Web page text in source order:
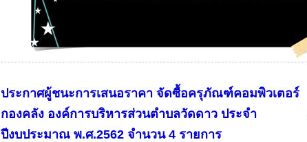
ประกาศผู้ชนะการเสนอราคา จัดซื้อครุภัณฑ์คอมพิวเตอร์
กองคลัง องค์การบริหารส่วนตำบลวัดดาว ประจำ
ปีงบประมาณ พ.ศ.2562 จำนวน 4 รายการ